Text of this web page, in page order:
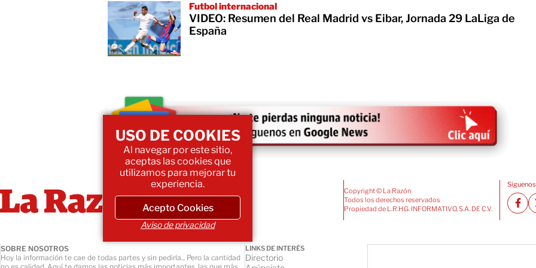
Futbol internacional
VIDEO: Resumen del Real Madrid vs Eibar, Jornada 29 LaLiga de
España
Copyright © La Razón
Todos los derechos reservados
Propiedad de L.R.H.G. INFORMATIVO, S.A. DE C.V.
SOBRE NOSOTROS
Hoy la información te cae de todas partes y sin pedirla... Pero la cantidad
LINKS DE INTERÉS
Directorio
USO DE COOKIES
Al navegar por este sitio,
aceptas las cookies que
utilizamos para mejorar tu
experiencia.
Acepto Cookies
Aviso de privacidad